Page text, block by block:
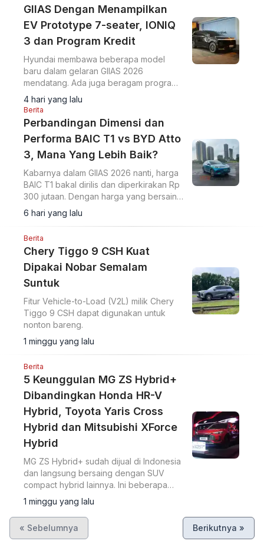
GIIAS Dengan Menampilkan
EV Prototype 7-seater, IONIQ
3 dan Program Kredit
Hyundai membawa beberapa model
baru dalam gelaran GIIAS 2026
mendatang. Ada juga beragam program
pembiayaan ringan yang mereka rilis.
4 hari yang lalu
Berita
Perbandingan Dimensi dan
Performa BAIC T1 vs BYD Atto
3, Mana Yang Lebih Baik?
Kabarnya dalam GIIAS 2026 nanti, harga
BAIC T1 bakal dirilis dan diperkirakan Rp
300 jutaan. Dengan harga yang bersaing
dengan BYD Atto 3, berikut
perbandingan keduanya.
6 hari yang lalu
Berita
Chery Tiggo 9 CSH Kuat
Dipakai Nobar Semalam
Suntuk
Fitur Vehicle-to-Load (V2L) milik Chery
Tiggo 9 CSH dapat digunakan untuk
nonton bareng.
1 minggu yang lalu
Berita
5 Keunggulan MG ZS Hybrid+
Dibandingkan Honda HR-V
Hybrid, Toyota Yaris Cross
Hybrid dan Mitsubishi XForce
Hybrid
MG ZS Hybrid+ sudah dijual di Indonesia
dan langsung bersaing dengan SUV
compact hybrid lainnya. Ini beberapa
keunggulan MG ZS.
1 minggu yang lalu
« Sebelumnya Berikutnya »